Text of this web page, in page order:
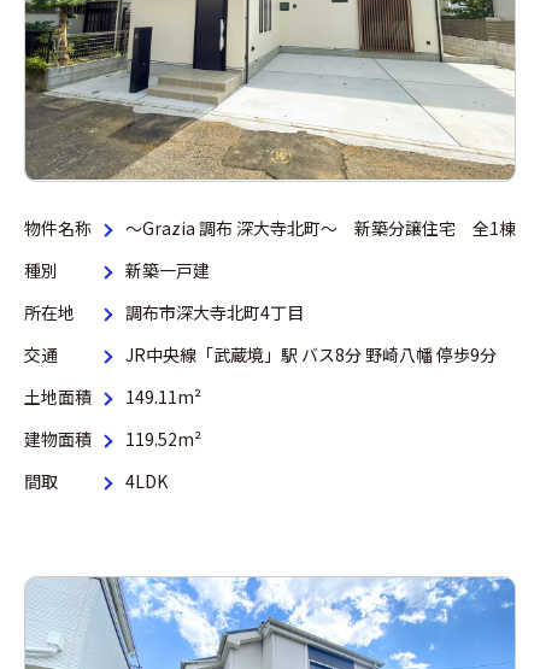
物件名称
～Grazia 調布 深大寺北町～ 新築分譲住宅 全1棟
種別
新築一戸建
所在地
調布市深大寺北町4丁目
交通
JR中央線「武蔵境」駅 バス8分 野崎八幡 停歩9分
土地面積
149.11m²
建物面積
119.52m²
間取
4LDK